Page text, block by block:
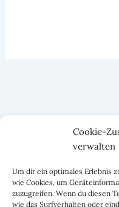
Cookie-
verwalten
Um dir ein optimales Erlebnis
wie Cookies, um
zuzugreifen. Wenn du diesen
wie das Surfverhalten oder